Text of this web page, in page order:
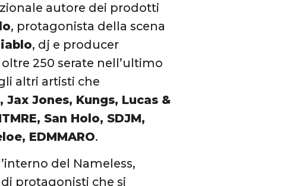
autore dei prodotti
, protagonista della scena
, dj e producer
250 serate nell’ultimo
altri artisti che
Jax Jones, Kungs, Lucas &
San Holo, SDJM,
EDMMARO.
del Nameless,
protagonisti che si